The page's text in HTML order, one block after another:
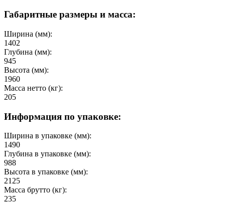
Габаритные размеры и масса:
Ширина (мм):
1402
Глубина (мм):
945
Высота (мм):
1960
Масса нетто (кг):
205
Информация по упаковке:
Ширина в упаковке (мм):
1490
Глубина в упаковке (мм):
988
Высота в упаковке (мм):
2125
Масса брутто (кг):
235